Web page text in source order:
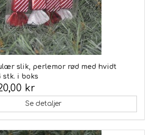
slik, perlemor rød med hvidt
stk. i boks
kr
Se detaljer